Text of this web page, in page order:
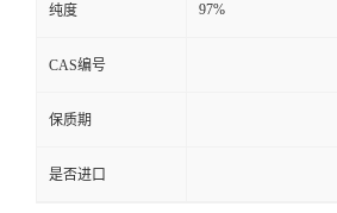
纯度 97%
CAS编号
保质期
是否进口